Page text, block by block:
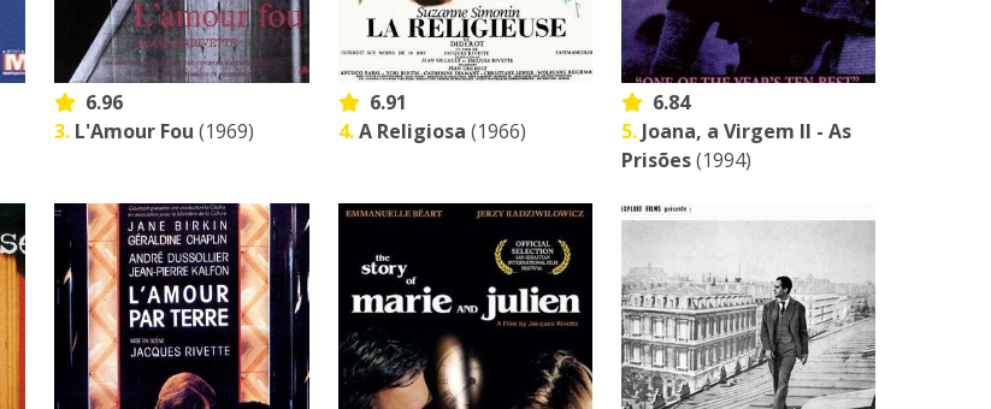
6.96
3. L'Amour Fou (1969)
6.91
4. A Religiosa (1966)
6.84
5. Joana, a Virgem II - As
Prisões(1994)